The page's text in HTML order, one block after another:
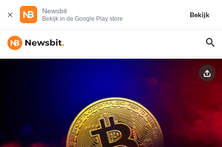
Newsbit
Bekijk in de Google Play store
Bekijk